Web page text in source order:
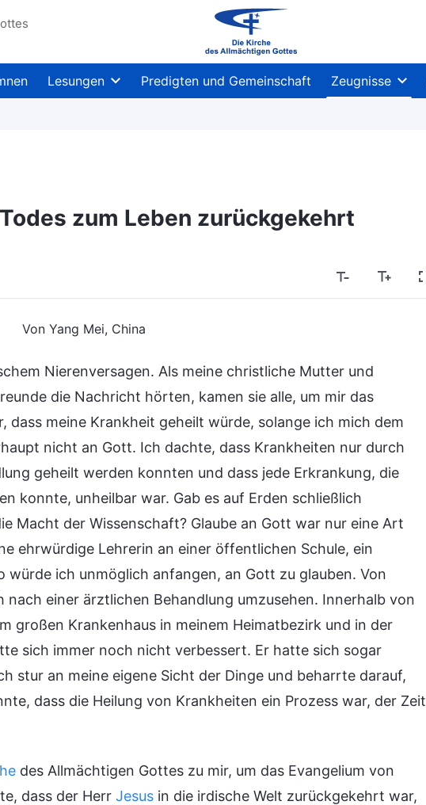
Lesungen Predigten und Gemeinschaft Zeugnisse
zum Leben zurückgekehrt
Von Yang Mei, China
Nierenversagen. Als meine christliche Mutter und
die Nachricht hörten, kamen sie alle, um mir das
dass meine Krankheit geheilt würde, solange ich mich dem
nicht an Gott. Ich dachte, dass Krankheiten nur durch
geheilt werden konnten und dass jede Erkrankung, die
konnte, unheilbar war. Gab es auf Erden schließlich
Macht der Wissenschaft? Glaube an Gott war nur eine Art
ehrwürdige Lehrerin an einer öffentlichen Schule, ein
ich unmöglich anfangen, an Gott zu glauben. Von
nach einer ärztlichen Behandlung umzusehen. Innerhalb von
großen Krankenhaus in meinem Heimatbezirk und in der
sich immer noch nicht verbessert. Er hatte sich sogar
stur an meine eigene Sicht der Dinge und beharrte darauf,
dass die Heilung von Krankheiten ein Prozess war, der Zeit
des Allmächtigen Gottes zu mir, um das Evangelium von
dass der Herr Jesus in die irdische Welt zurückgekehrt war,